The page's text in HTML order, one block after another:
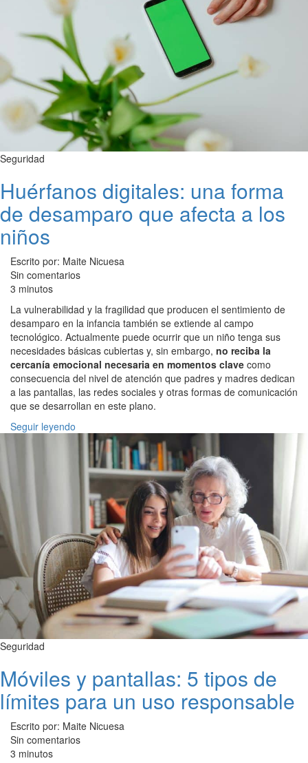
Seguridad
Huérfanos digitales: una forma
de desamparo que afecta a los
niños
Escrito por: Maite Nicuesa
Sin comentarios
3 minutos
La vulnerabilidad y la fragilidad que producen el sentimiento de
desamparo en la infancia también se extiende al campo
tecnológico. Actualmente puede ocurrir que un niño tenga sus
necesidades básicas cubiertas y, sin embargo, no reciba la
cercanía emocional necesaria en momentos clave como
consecuencia del nivel de atención que padres y madres dedican
a las pantallas, las redes sociales y otras formas de comunicación
que se desarrollan en este plano.
Seguir leyendo
Seguridad
Móviles y pantallas: 5 tipos de
límites para un uso responsable
Escrito por: Maite Nicuesa
Sin comentarios
3 minutos